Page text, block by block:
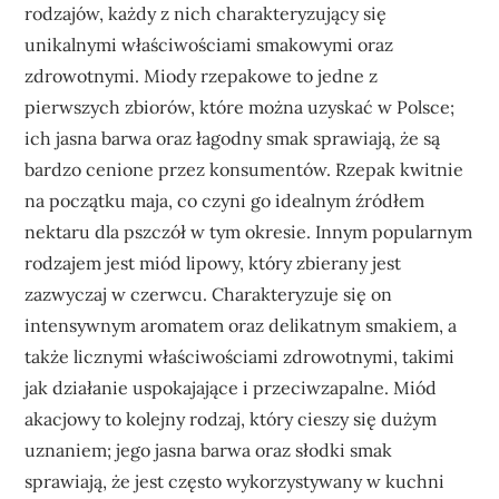
rodzajów, każdy z nich charakteryzujący się
unikalnymi właściwościami smakowymi oraz
zdrowotnymi. Miody rzepakowe to jedne z
pierwszych zbiorów, które można uzyskać w Polsce;
ich jasna barwa oraz łagodny smak sprawiają, że są
bardzo cenione przez konsumentów. Rzepak kwitnie
na początku maja, co czyni go idealnym źródłem
nektaru dla pszczół w tym okresie. Innym popularnym
rodzajem jest miód lipowy, który zbierany jest
zazwyczaj w czerwcu. Charakteryzuje się on
intensywnym aromatem oraz delikatnym smakiem, a
także licznymi właściwościami zdrowotnymi, takimi
jak działanie uspokajające i przeciwzapalne. Miód
akacjowy to kolejny rodzaj, który cieszy się dużym
uznaniem; jego jasna barwa oraz słodki smak
sprawiają, że jest często wykorzystywany w kuchni